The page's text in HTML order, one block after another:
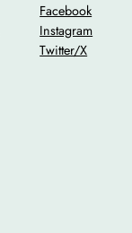
Facebook
Instagram
Twitter/X